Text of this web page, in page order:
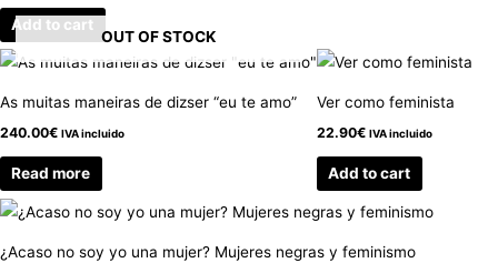
Add to cart
OUT OF STOCK
As muitas maneiras de dizser “eu te amo”
240.00€ IVA incluido
Read more
Ver como feminista
22.90€ IVA incluido
Add to cart
¿Acaso no soy yo una mujer? Mujeres negras y feminismo